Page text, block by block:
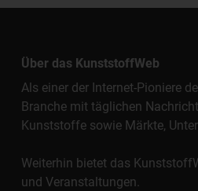
Über das KunststoffWeb
Als einer der Internet-Pioniere
Branche mit täglichen
Kunststoffe sowie Märkte,
Weiterhin bietet das
und Veranstaltungen.